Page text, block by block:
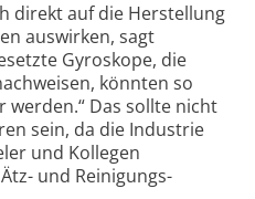
direkt auf die Herstellung
auswirken, sagt
Gyroskope, die
könnten so
Das sollte nicht
sein, da die Industrie
und Kollegen
und Reinigungs­